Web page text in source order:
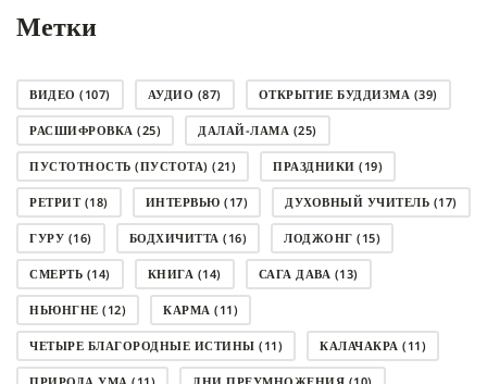
Метки
ВИДЕО (107) АУДИО (87) ОТКРЫТИЕ БУДДИЗМА (39)
РАСШИФРОВКА (25) ДАЛАЙ-ЛАМА (25)
ПУСТОТНОСТЬ (ПУСТОТА) (21) ПРАЗДНИКИ (19)
РЕТРИТ(18) ИНТЕРВЬЮ (17) ДУХОВНЫЙ УЧИТЕЛЬ (17)
ГУРУ (16) БОДХИЧИТТА (16) ЛОДЖОНГ (15)
СМЕРТЬ (14) КНИГА (14) САГА ДАВА (13)
НЬЮНГНЕ (12) КАРМА (11)
ЧЕТЫРЕ БЛАГОРОДНЫЕ ИСТИНЫ (11) КАЛАЧАКРА (11)